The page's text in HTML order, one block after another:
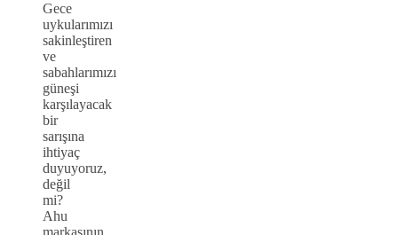
Gece
uykularımızı
sakinleştiren
ve
sabahlarımızı
güneşi
karşılayacak
bir
sarışına
ihtiyaç
duyuyoruz,
değil
mi?
Ahu